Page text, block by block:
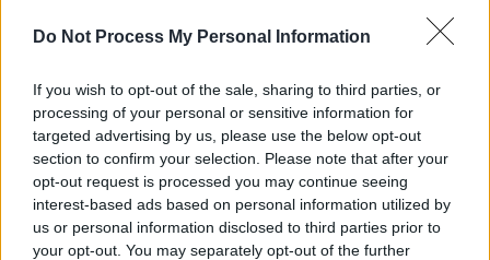
Do Not Process My Personal Information
If you wish to opt-out of the sale, sharing to third parties, or
processing of your personal or sensitive information for
targeted advertising by us, please use the below opt-out
section to confirm your selection. Please note that after your
opt-out request is processed you may continue seeing
interest-based ads based on personal information utilized by
us or personal information disclosed to third parties prior to
your opt-out. You may separately opt-out of the further
ΔΙΑΒΑΣΤΕ ΕΠΙΣΗΣ
Κόσμος|26.08.2025 17:55
«Αυτός δεν είναι ο πόλεμος μας, είναι
του Νετανιάχου»: Αναβρασμός σε
ολόκληρο το Ισραήλ για τη
γενοκτονία στη Γάζα